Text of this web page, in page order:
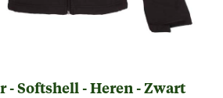
Störvik Napier - Softshell - Heren - Zwart